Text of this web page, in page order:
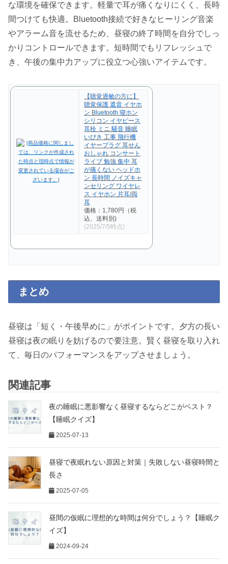
な環境を確保できます。軽量で耳が痛くなりにくく、長時
間つけても快適。Bluetooth接続で好きなヒーリング音楽
やアラーム音を流せるため、昼寝の終了時間を自分でしっ
かりコントロールできます。短時間でもリフレッシュで
き、午後の集中力アップに役立つ心強いアイテムです。
【聴覚過敏の方に】
聴覚保護 遮音 イヤホ
ン Bluetooth 寝ホン
シリコン イヤピース
耳栓 ミニ 騒音 睡眠
いびき 工事 飛行機
イヤープラグ 耳せん
おしゃれ コンサート
ライブ 勉強 集中 耳
が痛くない ヘッドホ
ン 長時間 ノイズキャ
ンセリング ワイヤレ
ス イヤホン 片耳/両
耳
価格：1,780円（税
込、送料別)
(2025/7/5時点)
まとめ
昼寝は「短く・午後早めに」がポイントです。夕方の長い
昼寝は夜の眠りを妨げるので要注意。賢く昼寝を取り入れ
て、毎日のパフォーマンスをアップさせましょう。
関連記事
夜の睡眠に悪影響なく昼寝するならどこがベスト？
【睡眠クイズ】
2025-07-13
昼寝で夜眠れない原因と対策｜失敗しない昼寝時間と
長さ
2025-07-05
昼間の仮眠に理想的な時間は何分でしょう？【睡眠ク
イズ】
2024-09-24